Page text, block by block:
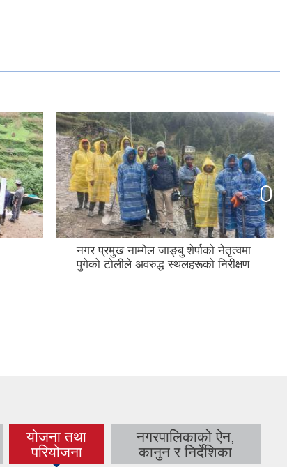
नगर प्रमुख नाम्गेल जाङ्बु शेर्पाको नेतृत्वमा
पुगेको टोलीले अवरुद्ध स्थलहरूको निरीक्षण
योजना तथा
परियोजना
(active tab)
नगरपालिकाको ऐन,
कानुन र निर्देशिका